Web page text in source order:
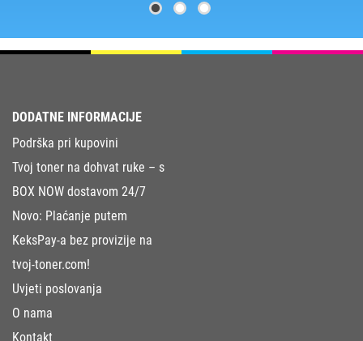
DODATNE INFORMACIJE
Podrška pri kupovini
Tvoj toner na dohvat ruke – s
BOX NOW dostavom 24/7
Novo: Plaćanje putem
KeksPay-a bez provizije na
tvoj-toner.com!
Uvjeti poslovanja
O nama
Kontakt